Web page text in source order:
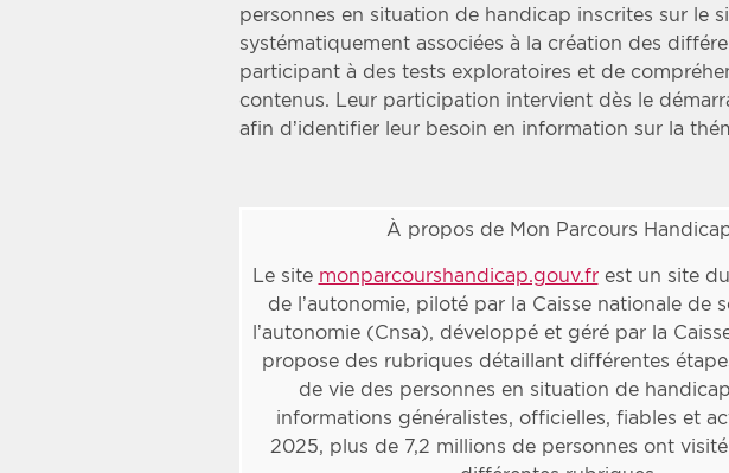
personnes en situation de handicap inscrites sur le
systématiquement associées à la création des
participant à des tests exploratoires et de
contenus. Leur participation intervient dès le
afin d’identifier leur besoin en information sur la
À propos de Mon Parcours
Le site monparcourshandicap.gouv.frest un site
de l’autonomie, piloté par la Caisse nationale de
l’autonomie (Cnsa), développé et géré par la
propose des rubriques détaillant différentes
de vie des personnes en situation de
informations généralistes, officielles, fiables et
2025, plus de 7,2 millions de personnes ont